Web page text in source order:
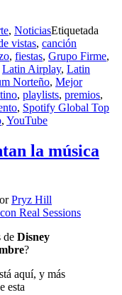
, NoticiasEtiquetada
vistas, canción
, fiestas, Grupo Firme,
Latin Airplay, Latin
Norteño, Mejor
, playlists, premios,
, Spotify Global Top
, YouTube
la música
Pryz Hill
de Disney
?
aquí, y más
esta